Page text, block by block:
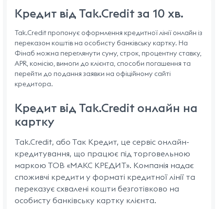
Кредит від Tak.Credit за 10 хв.
Tak.Credit пропонує оформлення кредитної лінії онлайн із
переказом коштів на особисту банківську картку. На
Фінаб можна переглянути суму, строк, процентну ставку,
APR, комісію, вимоги до клієнта, способи погашення та
перейти до подання заявки на офіційному сайті
кредитора.
Кредит від Tak.Credit онлайн на
картку
Tak.Credit, або Так Кредит, це сервіс онлайн-
кредитування, що працює під торговельною
маркою ТОВ «МАКС КРЕДИТ». Компанія надає
споживчі кредити у форматі кредитної лінії та
переказує схвалені кошти безготівково на
особисту банківську картку клієнта.